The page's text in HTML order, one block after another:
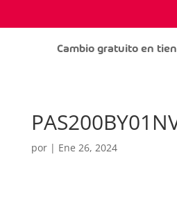
Cambio gratuito en
por | Ene 26, 2024